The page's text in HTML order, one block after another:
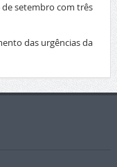
de setembro com três
das urgências da